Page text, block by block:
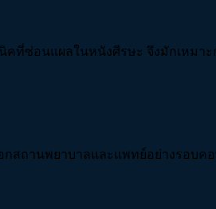
ที่ซ่อนแผลในหนังศีรษะ จึงมักเหมา
กสถานพยาบาลและแพทย์อย่างรอบค